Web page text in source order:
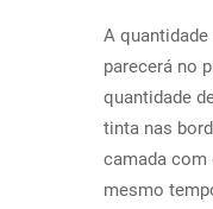
A
parecerá no
quantidade
tinta nas
camada com
mesmo